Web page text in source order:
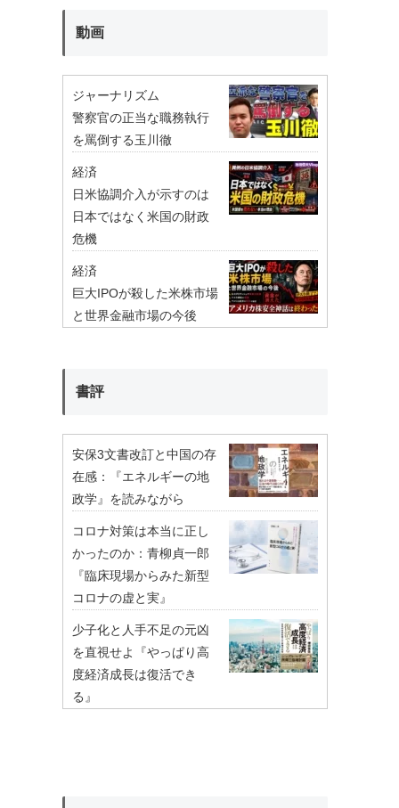
動画
ジャーナリズム
警察官の正当な職務執行
を罵倒する玉川徹
経済
日米協調介入が示すのは
日本ではなく米国の財政
危機
経済
巨大IPOが殺した米株市場
と世界金融市場の今後
書評
安保3文書改訂と中国の存
在感：『エネルギーの地
政学』を読みながら
コロナ対策は本当に正し
かったのか：青柳貞一郎
『臨床現場からみた新型
コロナの虚と実』
少子化と人手不足の元凶
を直視せよ『やっぱり高
度経済成長は復活でき
る』